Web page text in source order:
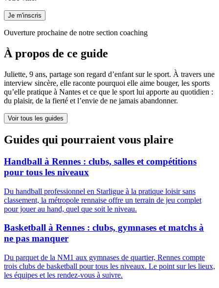
Je m'inscris
Ouverture prochaine de notre section coaching
À propos de ce guide
Juliette, 9 ans, partage son regard d’enfant sur le sport. À travers une
interview sincère, elle raconte pourquoi elle aime bouger, les sports
qu’elle pratique à Nantes et ce que le sport lui apporte au quotidien :
du plaisir, de la fierté et l’envie de ne jamais abandonner.
Voir tous les guides
Guides qui pourraient vous plaire
Handball à Rennes : clubs, salles et compétitions
pour tous les niveaux
Du handball professionnel en Starligue à la pratique loisir sans
classement, la métropole rennaise offre un terrain de jeu complet
pour jouer au hand, quel que soit le niveau.
Basketball à Rennes : clubs, gymnases et matchs à
ne pas manquer
Du parquet de la NM1 aux gymnases de quartier, Rennes compte
trois clubs de basketball pour tous les niveaux. Le point sur les lieux,
les équipes et les rendez-vous à suivre.